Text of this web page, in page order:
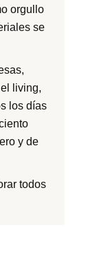
orgullo
se
living,
los días
y de
todos